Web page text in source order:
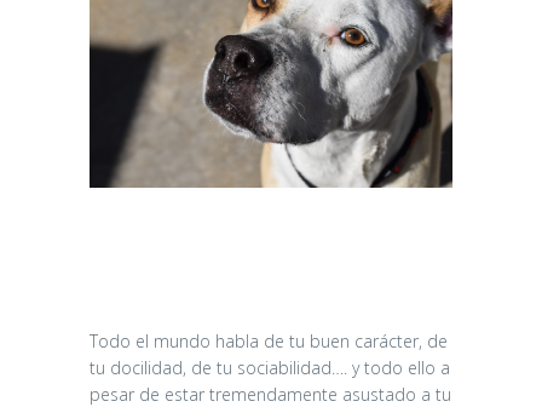
Todo el mundo habla de tu buen carácter, de
tu docilidad, de tu sociabilidad…. y todo ello a
pesar de estar tremendamente asustado a tu